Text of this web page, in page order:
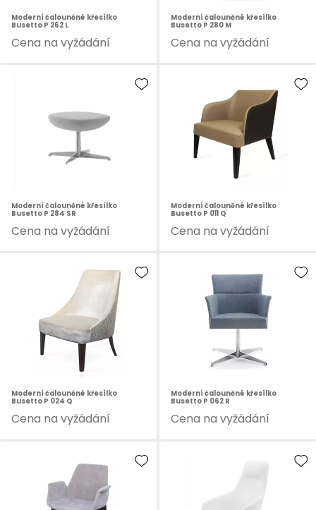
Moderní čalouněné křesílko
Busetto P 262 L
Cena na vyžádání
Moderní čalouněné křesílko
Busetto P 280 M
Cena na vyžádání
Moderní čalouněné křesílko
Busetto P 284 SR
Cena na vyžádání
Moderní čalouněné křesílko
Busetto P 011 Q
Cena na vyžádání
Moderní čalouněné křesílko
Busetto P 024 Q
Cena na vyžádání
Moderní čalouněné křesílko
Busetto P 062 R
Cena na vyžádání